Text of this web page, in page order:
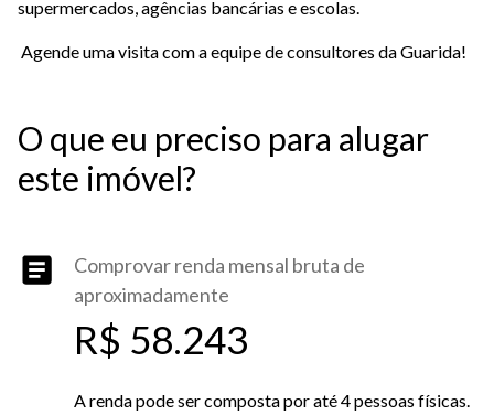
supermercados, agências bancárias e escolas.
Agende uma visita com a equipe de consultores da Guarida!
O que eu preciso para alugar
este imóvel?
Comprovar renda mensal bruta de
aproximadamente
R$ 58.243
A renda pode ser composta por até 4 pessoas físicas.